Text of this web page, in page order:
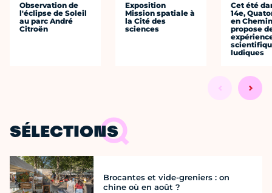
Observation de
l'éclipse de Soleil
au parc André
Citroën
Exposition
Mission spatiale à
la Cité des
sciences
Cet été
14e,
en
propose
ludiques
SÉLECTIONS
Brocantes et vide-greniers : on
chine où en août ?